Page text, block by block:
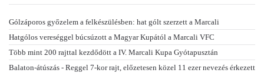
Gólzáporos győzelem a felkészülésben: hat gólt szerzett a Marcali
Hatgólos vereséggel búcsúzott a Magyar Kupától a Marcali VFC
Több mint 200 rajttal kezdődött a IV. Marcali Kupa Gyótapusztán
Balaton-átúszás - Reggel 7-kor rajt, előzetesen közel 11 ezer nevezés érkezett